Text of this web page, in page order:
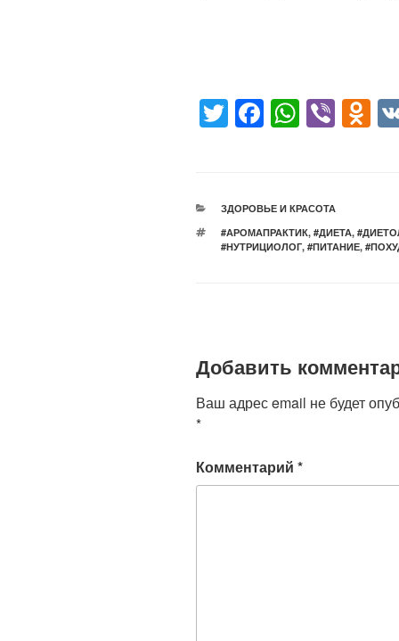
T
wi
er
F
a
e
b
o
W
h
s
A
p
Vi
b
O
d
kl
a
РУБРИКИ
ЗДОРОВЬЕ И КРАСОТА
МЕТКИ
#АРОМАПРАКТИК, #ДИЕТА,
#НУТРИЦИОЛОГ, #ПИТАНИЕ,
Добавить
Ваш адрес email не будет
*
Комментарий *